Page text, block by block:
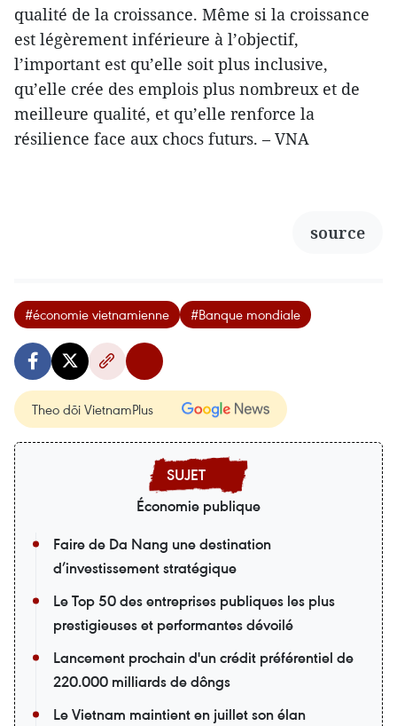
qualité de la croissance. Même si la croissance
est légèrement inférieure à l’objectif,
l’important est qu’elle soit plus inclusive,
qu’elle crée des emplois plus nombreux et de
meilleure qualité, et qu’elle renforce la
résilience face aux chocs futurs. – VNA
source
#économie vietnamienne #Banque mondiale
Theo dõi VietnamPlus
Économie publique
Faire de Da Nang une destination
d’investissement stratégique
Le Top 50 des entreprises publiques les plus
prestigieuses et performantes dévoilé
Lancement prochain d'un crédit préférentiel de
220.000 milliards de dôngs
Le Vietnam maintient en juillet son élan